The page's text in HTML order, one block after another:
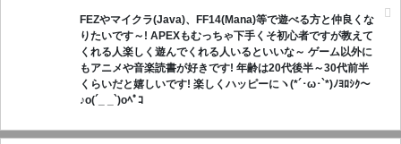
FEZやマイクラ(Java)、FF14(Mana)等で遊べる方と仲良くな
りたいです～! APEXもむっちゃ下手くそ初心者ですが教えて
くれる人楽しく遊んでくれる人いるといいな～ ゲーム以外に
もアニメや音楽読書が好きです! 年齢は20代後半～30代前半
くらいだと嬉しいです! 楽しくハッピーにヽ(*´･ω･`*)ﾉﾖﾛｼｸ～
♪o(´_ _`)oﾍﾟｺ